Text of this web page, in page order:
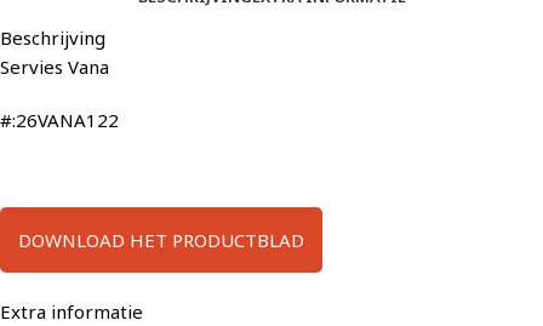
Beschrijving
Servies Vana
#:26VANA122
DOWNLOAD HET PRODUCTBLAD
Extra informatie